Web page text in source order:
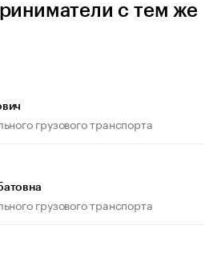
с тем же
грузового транспорта
грузового транспорта